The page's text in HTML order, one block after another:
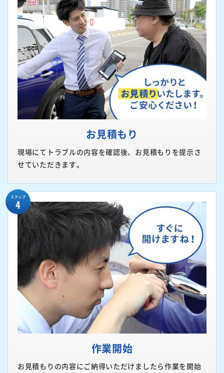
お見積もり
現場にてトラブルの内容を確認後、お見積もりを提示さ
せていただきます。
ステップ
4
作業開始
お見積もりの内容にご納得いただけましたら作業を開始